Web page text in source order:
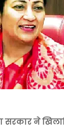
सरकार ने